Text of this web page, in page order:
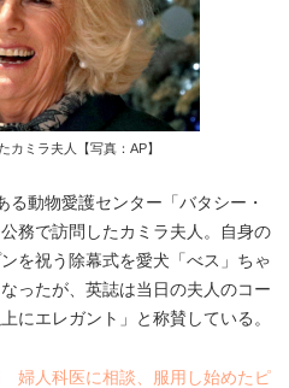
カミラ夫人【写真：AP】
動物愛護センター「バタシー・
務で訪問したカミラ夫人。自身の
を祝う除幕式を愛犬「べス」ちゃ
ったが、英誌は当日の夫人のコー
にエレガント」と称賛している。
婦人科医に相談、服用し始めたピ